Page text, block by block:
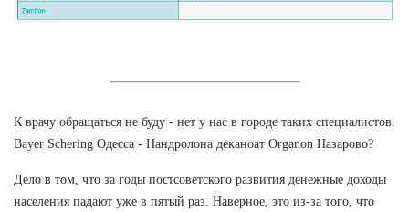
К врачу обращаться не буду - нет у нас в городе таких специалистов.
Bayer Schering Одесса - Нандролона деканоат Organon Назарово?
Дело в том, что за годы постсоветского развития денежные доходы
населения падают уже в пятый раз. Наверное, это из-за того, что